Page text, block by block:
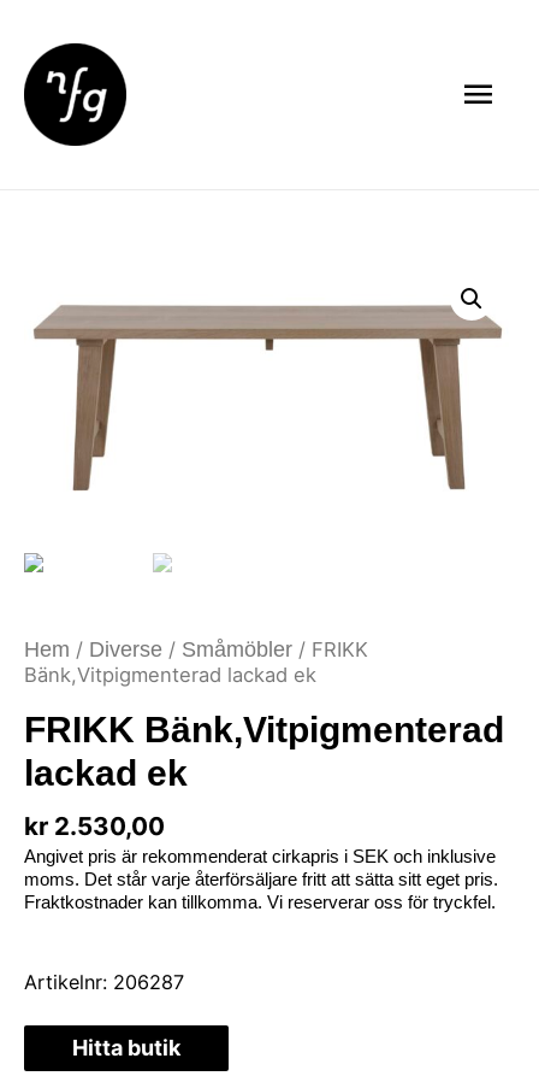
Hem / Diverse / Småmöbler / FRIKK
Bänk,Vitpigmenterad lackad ek
FRIKK Bänk,Vitpigmenterad
lackad ek
kr 2.530,00
Angivet pris är rekommenderat cirkapris i SEK och inklusive
moms. Det står varje återförsäljare fritt att sätta sitt eget pris.
Fraktkostnader kan tillkomma. Vi reserverar oss för tryckfel.
Artikelnr: 206287
Hitta butik